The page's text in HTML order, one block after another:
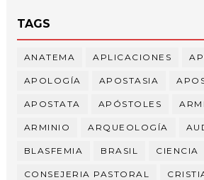
TAGS
ANATEMA APLICACIONES
APOLOGÍA APOSTASIA
APOSTATA APÓSTOLES
ARMINIO ARQUEOLOGÍA
BLASFEMIA BRASIL CIENCIA
CONSEJERIA PASTORAL